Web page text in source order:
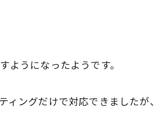
うになったようです。
ングだけで対応できましたが、